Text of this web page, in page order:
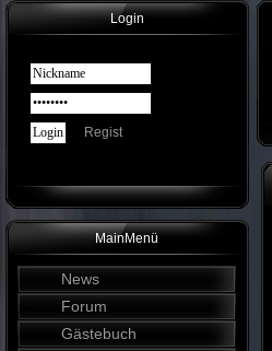
Login
Regist
MainMenü
News
Forum
Gästebuch